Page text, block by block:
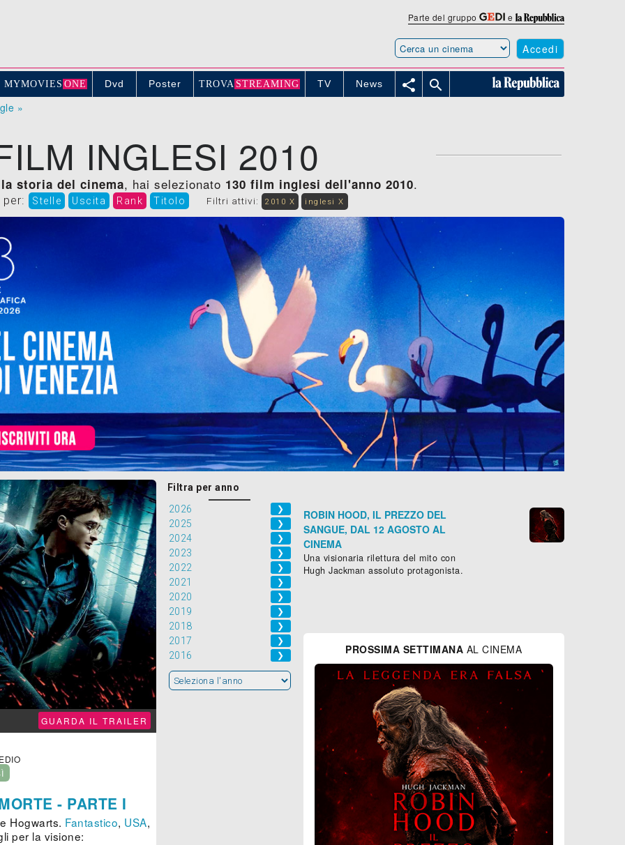
Parte del gruppo e
Accedi
MYMOVIE S ONE Dvd Poster TROVA STREAMING TV News  
»
INGLESI 2010
storia del cinema, hai selezionato 130 film inglesi dell'anno 2010.
per: Stelle Uscita Rank Titolo Filtri attivi: 2010 X inglesi X
GUARDA IL TRAILER
- PARTE I
Hogwarts. Fantastico, USA,
per la visione:
Filtra per anno
2026
❯
2025 ❯
2024 ❯
2023 ❯
2022 ❯
2021 ❯
2020 ❯
2019 ❯
2018 ❯
2017 ❯
2016 ❯
ROBIN HOOD, IL PREZZO DEL
SANGUE, DAL 12 AGOSTO AL
CINEMA
Una visionaria rilettura del mito con
Hugh Jackman assoluto protagonista.
PROSSIMA SETTIMANA AL CINEMA